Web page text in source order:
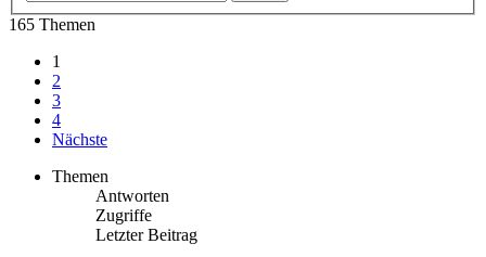
165 Themen
1
2
3
4
Nächste
Themen
Antworten
Zugriffe
Letzter Beitrag